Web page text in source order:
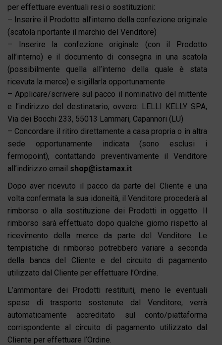
per effettuare eventuali resi o sostituzioni:
– Inserire il Prodotto all’interno della confezione originale
(scatola riportante il marchio del Venditore)
– Inserire la confezione originale (con il Prodotto
all’interno) e il documento di consegna in una scatola
(possibilmente quella all’interno della quale è stata
ricevuta la merce) e sigillarla opportunamente
– Applicare/scrivere sul pacco il nominativo del mittente
e l’indirizzo del destinatario, ovvero: LELLI KELLY SPA,
Via dei Bocchi 233, 55013 Lammari, Capannori (LU)
– Concordare il ritiro direttamente a casa propria o in altra
sede opportunamente indicata (sono esclusi i
fermopoint), contattando preventivamente il Venditore
all’indirizzo email shop@istamax.it
Dopo aver ricevuto il pacco da parte del Cliente e una
volta confermata la sua idoneità, il Venditore procederà al
rimborso o alla sostituzione dei Prodotti in oggetto. Il
rimborso sarà effettuato dopo qualche giorno rispetto al
ricevimento della merce da parte del Venditore. Le
tempistiche di rimborso potrebbero variare a seconda
della banca del Cliente e del circuito di pagamento
utilizzato dal Cliente per effettuare l’Ordine.
L’ammontare dei Prodotti restituiti, meno le eventuali
spese di trasporto sostenute dal Venditore, verrà
automaticamente accreditato sul conto/piattaforma
corrispondente al circuito di pagamento utilizzato dal
Cliente per effettuare l’Ordine.